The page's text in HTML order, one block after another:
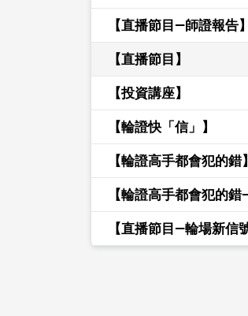
【直播節目—師證報告】
【直播節目】
【投資講座】
【輪證快「信」】
【輪證高手都會犯的錯】
【輪證高手都會犯的錯
【直播節目—輪場新信號